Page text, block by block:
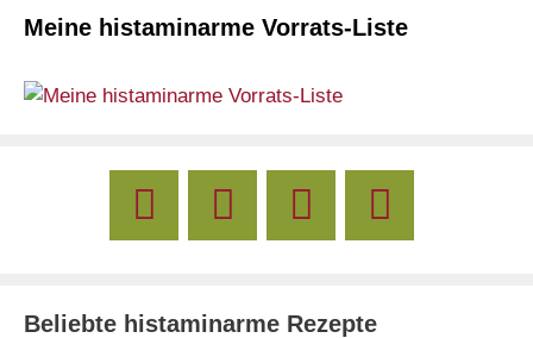
Meine histaminarme Vorrats-Liste
Beliebte histaminarme Rezepte